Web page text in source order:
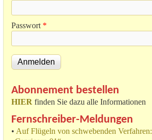
Passwort *
Abonnement bestellen
HIER finden Sie dazu alle Informationen
Fernschreiber-Meldungen
• Auf Flügeln von schwebenden Verfahren: